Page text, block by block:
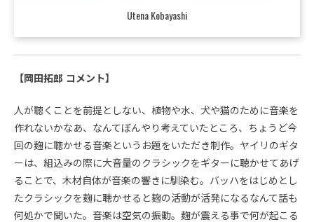
Utena Kobayashi
【岡田拓郎 コメント】
人が聴くことを前提としない、植物や水、犬や猫のために音楽を
作れないかなあ、なんてぼんやり考えていたところ、ちょうど今
回の麹に聴かせる音楽というお題をいただき制作。ヤイリのギタ
ーは、組込みの際に大音量のクラシックをギターに聴かせてあげ
ることで、木材自体が音楽の響きに馴染む。バッハをはじめとし
たクラシックを麹に聴かせると麹の活動が活発になるなんて話も
何処かで聞いた。音楽は空気の振動。麹が震える事で何が起こる